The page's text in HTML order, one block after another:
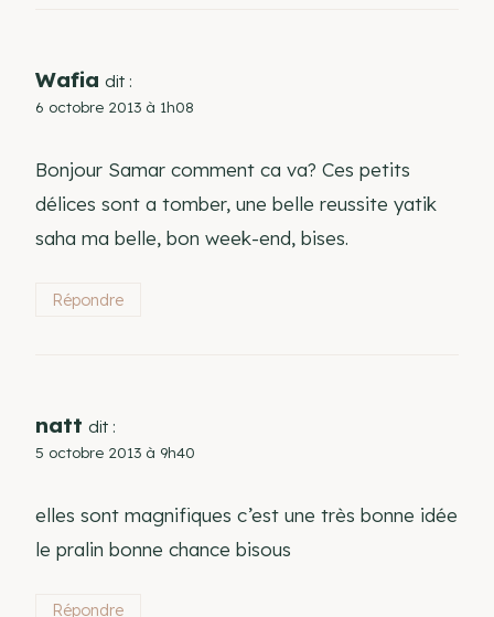
Wafia dit :
6 octobre 2013 à 1h08
Bonjour Samar comment ca va? Ces petits
délices sont a tomber, une belle reussite yatik
saha ma belle, bon week-end, bises.
Répondre
natt dit :
5 octobre 2013 à 9h40
elles sont magnifiques c’est une très bonne idée
le pralin bonne chance bisous
Répondre